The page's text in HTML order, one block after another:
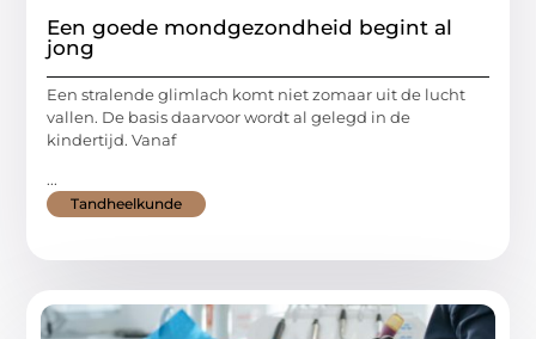
Een goede mondgezondheid begint al
jong
Een stralende glimlach komt niet zomaar uit de lucht
vallen. De basis daarvoor wordt al gelegd in de
kindertijd. Vanaf
...
Tandheelkunde